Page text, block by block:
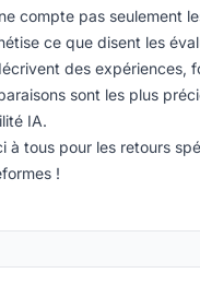
compte pas seulement
ce que disent les
des expériences,
sont les plus
IA.
à tous pour les retours
!